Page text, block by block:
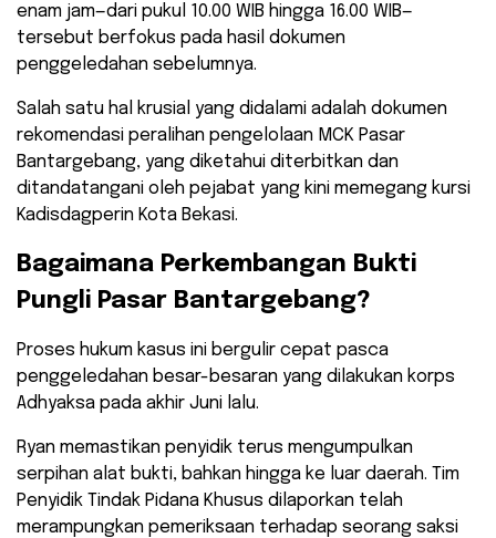
enam jam—dari pukul 10.00 WIB hingga 16.00 WIB—
tersebut berfokus pada hasil dokumen
penggeledahan sebelumnya.
Salah satu hal krusial yang didalami adalah dokumen
rekomendasi peralihan pengelolaan MCK Pasar
Bantargebang, yang diketahui diterbitkan dan
ditandatangani oleh pejabat yang kini memegang kursi
Kadisdagperin Kota Bekasi.
​Bagaimana Perkembangan Bukti
Pungli Pasar Bantargebang?
​Proses hukum kasus ini bergulir cepat pasca
penggeledahan besar-besaran yang dilakukan korps
Adhyaksa pada akhir Juni lalu.
Ryan memastikan penyidik terus mengumpulkan
serpihan alat bukti, bahkan hingga ke luar daerah. Tim
Penyidik Tindak Pidana Khusus dilaporkan telah
merampungkan pemeriksaan terhadap seorang saksi